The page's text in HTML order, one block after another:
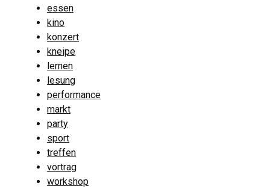
essen
kino
konzert
kneipe
lernen
lesung
performance
markt
party
sport
treffen
vortrag
workshop